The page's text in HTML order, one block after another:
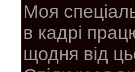
Моя
в кадрі
щодня від